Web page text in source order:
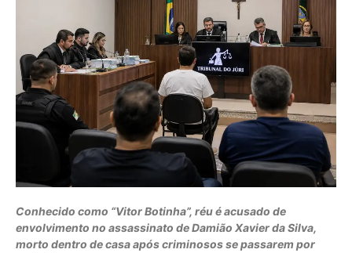
Conhecido como “Vitor Botinha”, réu é acusado de
envolvimento no assassinato de Damião Xavier da Silva,
morto dentro de casa após criminosos se passarem por